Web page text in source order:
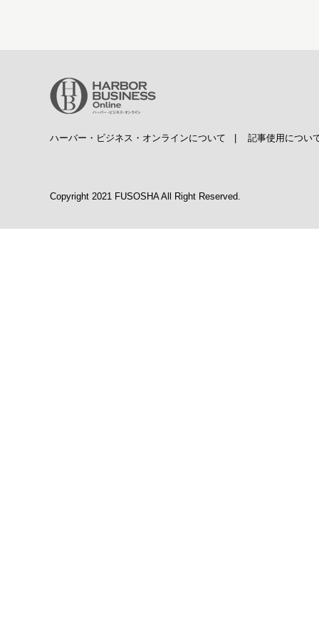
ハーバー・ビジネス・オンラインについて | 記事使用につい
Copyright 2021 FUSOSHA All Right Reserved.